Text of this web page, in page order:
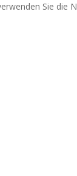
Sie die